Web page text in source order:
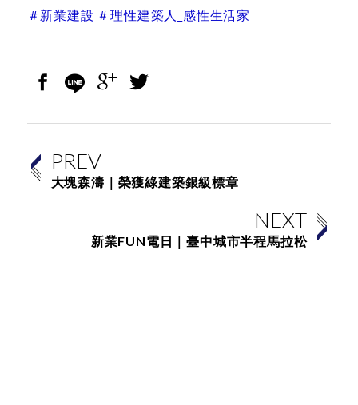
＃新業建設 ＃理性建築人_感性生活家
PREV
大塊森濤｜榮獲綠建築銀級標章
NEXT
新業FUN電日｜臺中城市半程馬拉松